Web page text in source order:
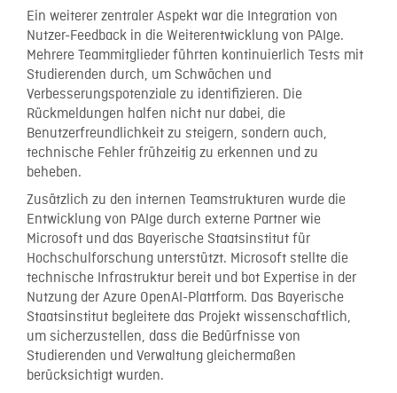
Ein weiterer zentraler Aspekt war die Integration von
Nutzer-Feedback in die Weiterentwicklung von PAIge.
Mehrere Teammitglieder führten kontinuierlich Tests mit
Studierenden durch, um Schwächen und
Verbesserungspotenziale zu identifizieren. Die
Rückmeldungen halfen nicht nur dabei, die
Benutzerfreundlichkeit zu steigern, sondern auch,
technische Fehler frühzeitig zu erkennen und zu
beheben.
Zusätzlich zu den internen Teamstrukturen wurde die
Entwicklung von PAIge durch externe Partner wie
Microsoft und das Bayerische Staatsinstitut für
Hochschulforschung unterstützt. Microsoft stellte die
technische Infrastruktur bereit und bot Expertise in der
Nutzung der Azure OpenAI-Plattform. Das Bayerische
Staatsinstitut begleitete das Projekt wissenschaftlich,
um sicherzustellen, dass die Bedürfnisse von
Studierenden und Verwaltung gleichermaßen
berücksichtigt wurden.